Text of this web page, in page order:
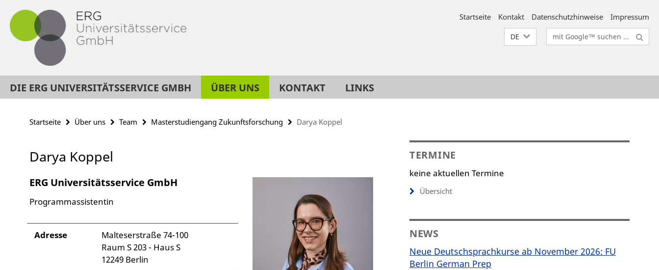
direkt
Inhalt
Service-
Navigation
Startseite Kontakt Datenschutzhinweise Impressum
DE Suchbegriffe
DIE ERG UNIVERSITÄTSSERVICE GMBH ÜBER UNS KONTAKT LINKS
Startseite Über uns Team Masterstudiengang Zukunftsforschung Darya Koppel
Darya Koppel
ERG Universitätsservice GmbH
Programmassistentin
Adresse
Malteserstraße 74-100
Raum S 203 - Haus S
12249 Berlin
TERMINE
keine aktuellen Termine
Übersicht
NEWS
Neue Deutschsprachkurse ab November 2026: FU
Berlin German Prep